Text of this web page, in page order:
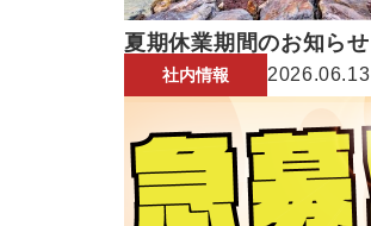
夏期休業期間のお知らせ
社内情報 2026.06.13